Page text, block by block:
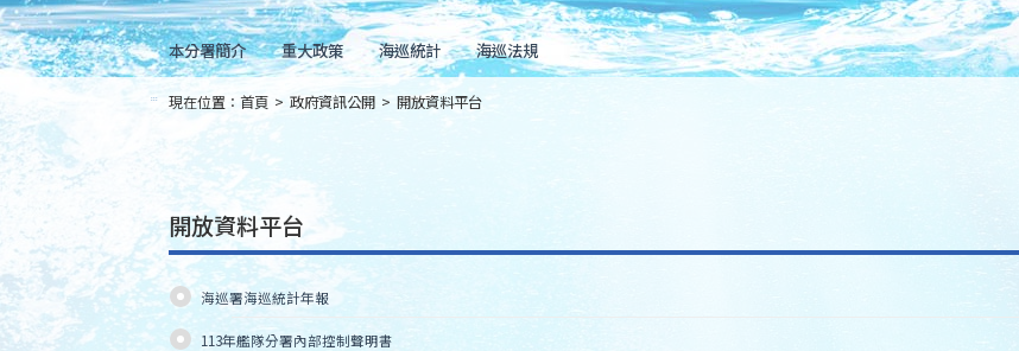
main
content
本分署簡介 重大政策 海巡統計 海巡法規
::: 現在位置： 首頁 > 政府資訊公開 > 開放資料平台
開放資料平台
海巡署海巡統計年報
113年艦隊分署內部控制聲明書